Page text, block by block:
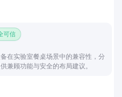
可信
在实验室餐桌场景中的兼容性，分
兼顾功能与安全的布局建议。